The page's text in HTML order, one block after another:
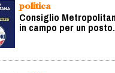
politica
Consiglio
in campo per un posto.